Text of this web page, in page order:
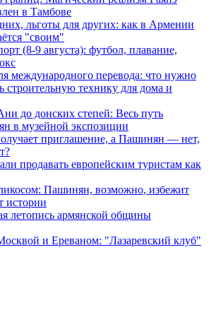
в Тамбове
льготы для других: как в Армении
"своим"
(8-9 августа): футбол, плавание,
международного перевода: что нужно
строительную технику для дома и
до донских степей: Весь путь
в музейной экспозиции
приглашение, а Пашинян — нет,
продавать европейским туристам как
Пашинян, возможно, избежит
истории
летопись армянской общины
и Ереваном: "Лазаревский клуб"